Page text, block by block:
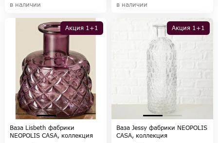
в наличии в наличии
Акция 1+1
Ваза Lisbeth фабрики
NEOPOLIS CASA, коллекция
Акция 1+1
Ваза Jessy фабрики NEOPOLIS
CASA, коллекция